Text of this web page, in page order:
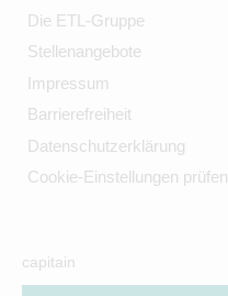
Die ETL-Gruppe
Stellenangebote
Impressum
Barrierefreiheit
Datenschutzerklärung
Cookie-Einstellungen prüfen
capitain